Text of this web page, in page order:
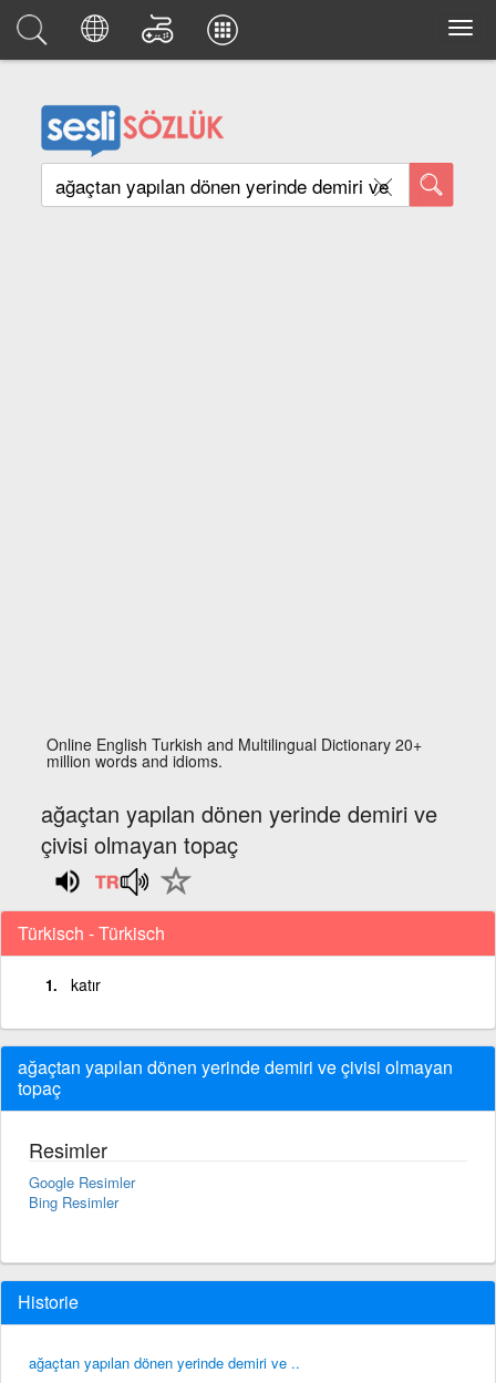
Online English Turkish and Multilingual Dictionary 20+
million words and idioms.
ağaçtan yapılan dönen yerinde demiri ve
çivisi olmayan topaç
Türkisch - Türkisch
katır
ağaçtan yapılan dönen yerinde demiri ve çivisi olmayan
topaç
Resimler
Google Resimler
Bing Resimler
Historie
ağaçtan yapılan dönen yerinde demiri ve ..